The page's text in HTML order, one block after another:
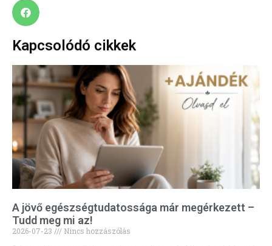
Kapcsolódó cikkek
A jövő egészségtudatossága már megérkezett –
Tudd meg mi az!
2026-07-23
Nincs hozzászólás